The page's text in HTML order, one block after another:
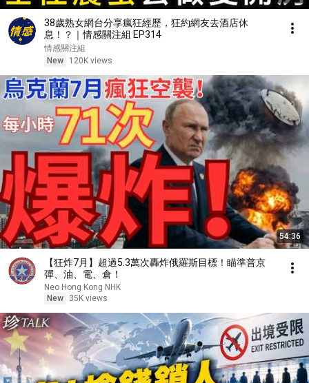
38歲熟女網台分享瘋狂經歷，狂約網友去酒店休
息！？｜情感關注組 EP314
情感關注組
New
120K views
54:36
【狂炸7月】超過5.3萬次轟炸俄羅斯目標！瞄準普京
彈、油、電、倉！
Neo Hong Kong NHK
New
35K views